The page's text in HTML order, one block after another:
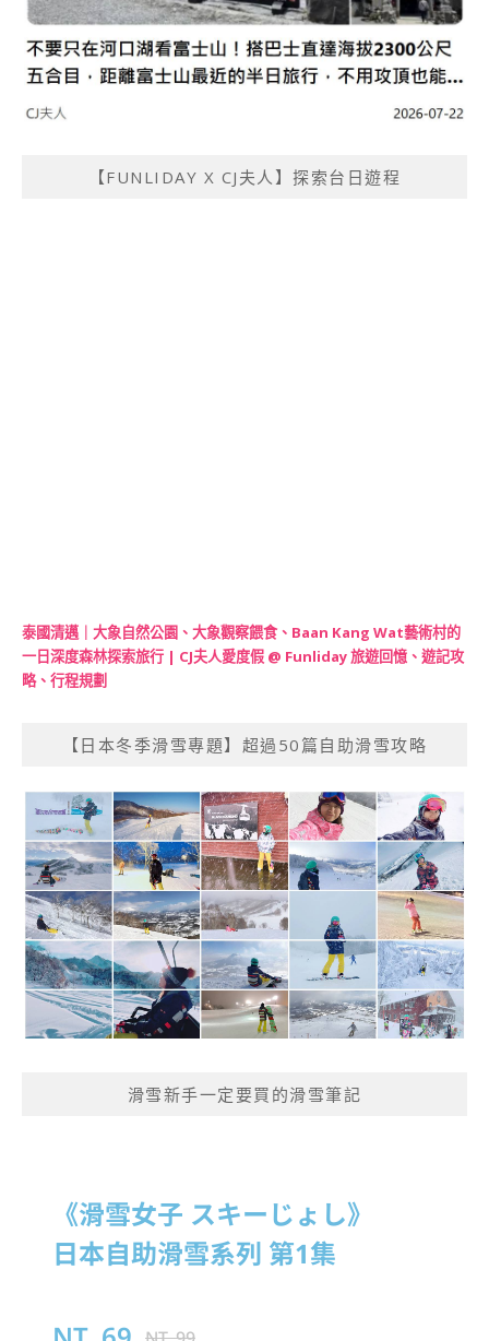
【FUNLIDAY X CJ夫人】探索台日遊程
泰國清邁｜大象自然公園、大象觀察餵食、Baan Kang Wat藝術村的
一日深度森林探索旅行 | CJ夫人愛度假 @ Funliday 旅遊回憶、遊記攻
略、行程規劃
【日本冬季滑雪專題】超過50篇自助滑雪攻略
滑雪新手一定要買的滑雪筆記